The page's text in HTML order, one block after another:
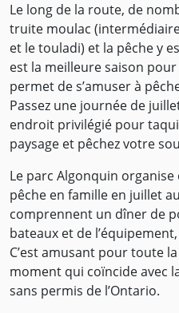
Le long de la route, de
truite moulac
et le touladi) et la pêche y
est la meilleure saison
permet de s’amuser à
Passez une journée de
endroit privilégié pour
paysage et pêchez votre
Le parc Algonquin
pêche en famille en juillet
comprennent un dîner de
bateaux et de
C’est amusant pour toute
moment qui coïncide avec
sans permis de l’Ontario.